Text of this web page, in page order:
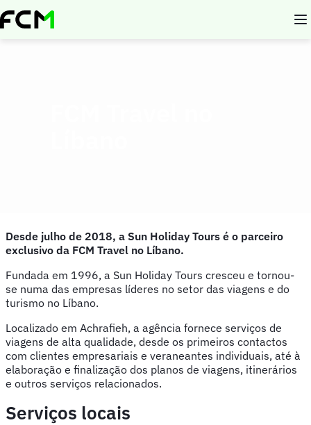
Skip
to
Desde julho de 2018, a Sun Holiday Tours é o parceiro
exclusivo da FCM Travel no Líbano.
Fundada em 1996, a Sun Holiday Tours cresceu e tornou-
se numa das empresas líderes no setor das viagens e do
turismo no Líbano.
Localizado em Achrafieh, a agência fornece serviços de
viagens de alta qualidade, desde os primeiros contactos
com clientes empresariais e veraneantes individuais, até à
elaboração e finalização dos planos de viagens, itinerários
e outros serviços relacionados.
Serviços locais